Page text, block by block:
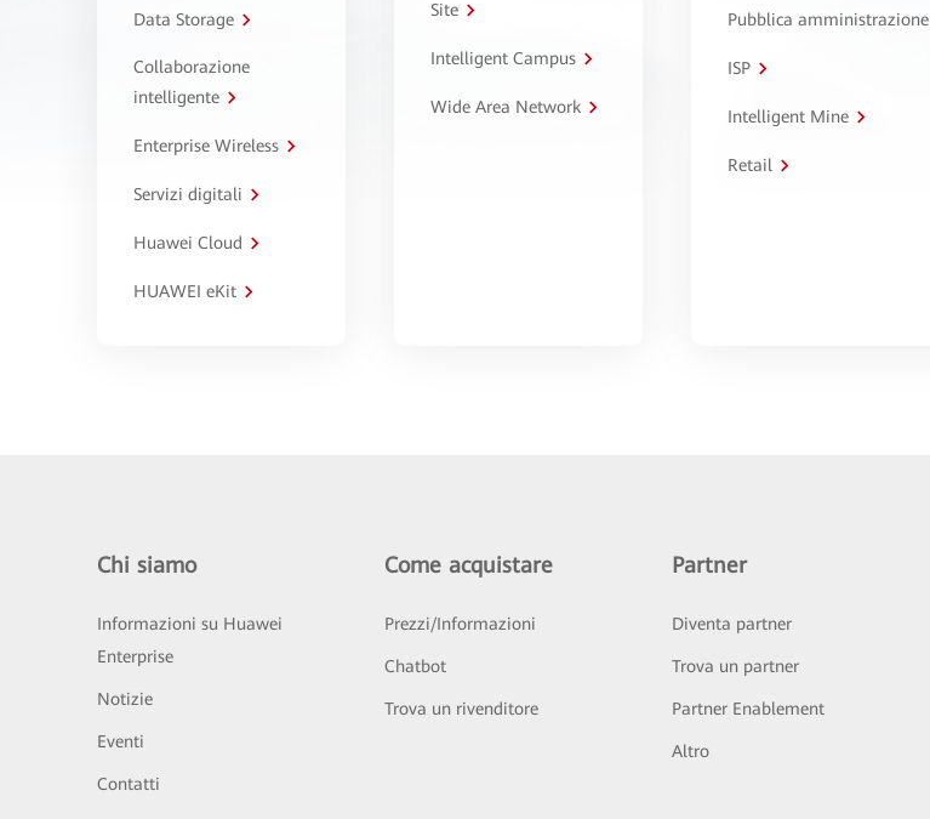
Data Storage
Collaborazione
intelligente
Enterprise Wireless
Servizi digitali
Huawei Cloud
HUAWEI eKit
Site
Intelligent Campus
Wide Area Network
Pubblica amministrazione
ISP
Intelligent Mine
Retail
Chi siamo
Informazioni su Huawei
Enterprise
Notizie
Eventi
Contatti
Come acquistare
Prezzi/Informazioni
Chatbot
Trova un rivenditore
Partner
Diventa partner
Trova un partner
Partner Enablement
Altro